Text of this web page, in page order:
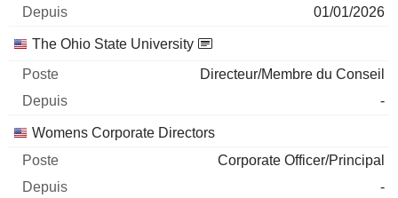
01/01/2026
The Ohio State University
Directeur/Membre du Conseil
-
Womens Corporate Directors
Corporate Officer/Principal
-